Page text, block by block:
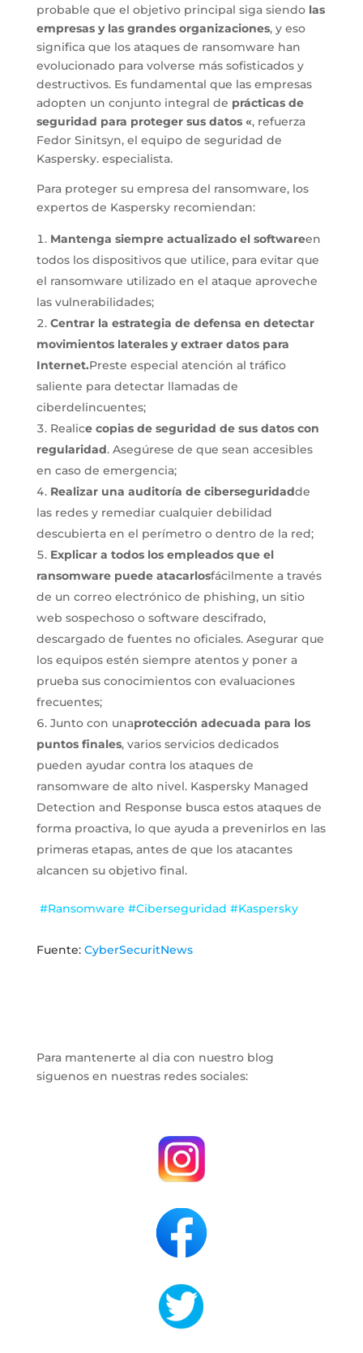
probable que el objetivo principal siga siendolas
empresas y las grandes organizaciones, y eso
significa que los ataques de ransomware han
evolucionado para volverse más sofisticados y
destructivos. Es fundamental que las empresas
adopten un conjunto integral de prácticas de
seguridad para proteger sus datos «, refuerza
Fedor Sinitsyn, el equipo de seguridad de
Kaspersky. especialista.
Para proteger su empresa del ransomware, los
expertos de Kaspersky recomiendan:
Mantenga siempre actualizado el softwareen
todos los dispositivos que utilice, para evitar que
el ransomware utilizado en el ataque aproveche
las vulnerabilidades;
Centrar la estrategia de defensa en detectar
movimientos laterales y extraer datos para
Internet.Preste especial atención al tráfico
saliente para detectar llamadas de
ciberdelincuentes;
Realice copias de seguridad de sus datos con
regularidad. Asegúrese de que sean accesibles
en caso de emergencia;
Realizar una auditoría de ciberseguridadde
las redes y remediar cualquier debilidad
descubierta en el perímetro o dentro de la red;
Explicar a todos los empleados que el
ransomware puede atacarlosfácilmente a través
de un correo electrónico de phishing, un sitio
web sospechoso o software descifrado,
descargado de fuentes no oficiales. Asegurar que
los equipos estén siempre atentos y poner a
prueba sus conocimientos con evaluaciones
frecuentes;
Junto con unaprotección adecuada para los
puntos finales, varios servicios dedicados
pueden ayudar contra los ataques de
ransomware de alto nivel. Kaspersky Managed
Detection and Response busca estos ataques de
forma proactiva, lo que ayuda a prevenirlos en las
primeras etapas, antes de que los atacantes
alcancen su objetivo final.
#Ransomware #Ciberseguridad #Kaspersky
Fuente: CyberSecuritNews
Para mantenerte al dia con nuestro blog
siguenos en nuestras redes sociales:
.
.
.